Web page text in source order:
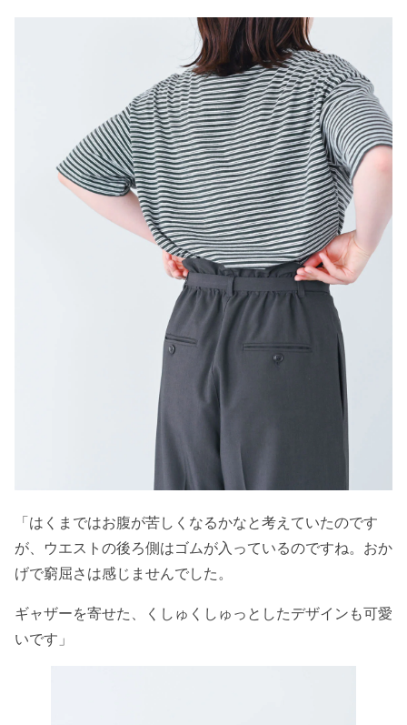
「はくまではお腹が苦しくなるかなと考えていたのです
が、ウエストの後ろ側はゴムが入っているのですね。おか
げで窮屈さは感じませんでした。
ギャザーを寄せた、くしゅくしゅっとしたデザインも可愛
いです」